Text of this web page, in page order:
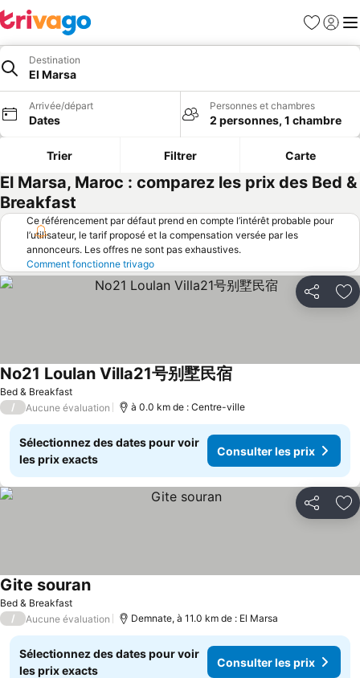
Favoris
Se
Destination
El Marsa
Arrivée/départ
Dates
Personnes et chambres
2 personnes, 1 chambre
Trier Filtrer Carte
El Marsa, Maroc : comparez les prix des Bed &
Breakfast
Ce référencement par défaut prend en compte l’intérêt probable pour
l’utilisateur, le tarif proposé et la compensation versée par les
annonceurs. Les offres ne sont pas exhaustives.
Comment fonctionne trivago
Partager
Bed & Breakfast
No21 Loulan Villa21号别墅民宿
/ Aucune évaluation à 0.0 km de : Centre-ville
Sélectionnez des dates pour voir
les prix exacts
Consulter les prix
Partager
Bed & Breakfast
Gite souranConsulter les prix
/ Aucune évaluation Demnate, à 11.0 km de : El Marsa
Sélectionnez des dates pour voir
les prix exacts
Consulter les prix